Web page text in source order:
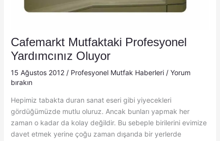
Cafemarkt Mutfaktaki Profesyonel
Yardımcınız Oluyor
15 Ağustos 2012 / Profesyonel Mutfak Haberleri/ Yorum
bırakın
Hepimiz tabakta duran sanat eseri gibi yiyecekleri
gördüğümüzde mutlu oluruz. Ancak bunları yapmak her
zaman o kadar da kolay değildir. Bu sebeple birilerini evimize
davet etmek yerine çoğu zaman dışarıda bir yerlerde